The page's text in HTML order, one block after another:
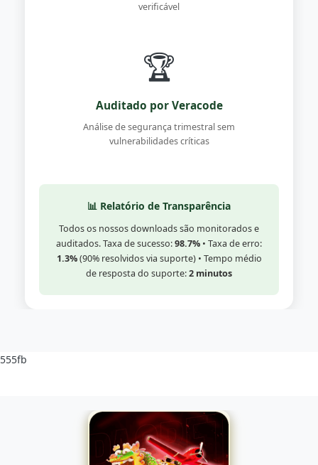
verificável
🏆
Auditado por Veracode
Análise de segurança trimestral sem
vulnerabilidades críticas
📊 Relatório de Transparência
Todos os nossos downloads são monitorados e
auditados. Taxa de sucesso:98.7% • Taxa de erro:
1.3%(90% resolvidos via suporte) • Tempo médio
de resposta do suporte:2 minutos
555fb